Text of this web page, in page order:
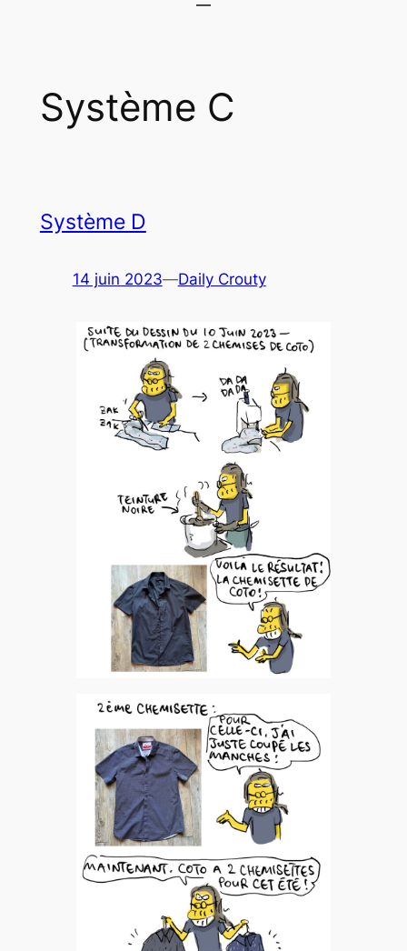
Système C
Système D
14 juin 2023—Daily Crouty